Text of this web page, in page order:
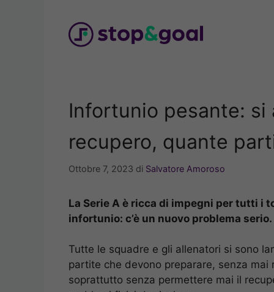
Infortunio pesante:
recupero, quante
Ottobre 7, 2023 di Salvatore Amoroso
La Serie A è ricca di impegni per tutti i
infortunio: c’è un nuovo problema serio.
Tutte le squadre e gli allenatori si sono
partite che devono preparare, senza
soprattutto senza permettere mai il